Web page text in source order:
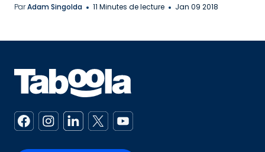
ParAdam Singolda 11 Minutes de lecture Jan 09 2018